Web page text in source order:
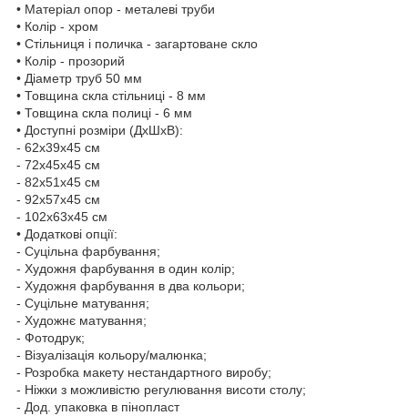
• Матеріал опор - металеві труби
• Колір - хром
• Стільниця і поличка - загартоване скло
• Колір - прозорий
• Діаметр труб 50 мм
• Товщина скла стільниці - 8 мм
• Товщина скла полиці - 6 мм
• Доступні розміри (ДхШхВ):
- 62х39х45 см
- 72х45х45 см
- 82х51х45 см
- 92х57х45 см
- 102х63х45 см
• Додаткові опції:
- Суцільна фарбування;
- Художня фарбування в один колір;
- Художня фарбування в два кольори;
- Суцільне матування;
- Художнє матування;
- Фотодрук;
- Візуалізація кольору/малюнка;
- Розробка макету нестандартного виробу;
- Ніжки з можливістю регулювання висоти столу;
- Дод. упаковка в пінопласт